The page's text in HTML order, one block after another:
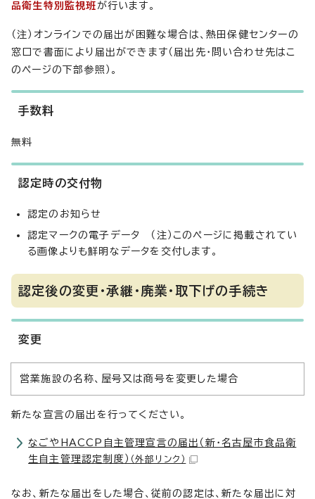
品衛生特別監視班 が行います。
（注）オンラインでの届出が困難な場合は、熱田保健センターの
窓口で書面により届出ができます（届出先・問い合わせ先はこ
のページの下部参照）。
手数料
無料
認定時の交付物
認定のお知らせ
認定マークの電子データ （注）このページに掲載されてい
る画像よりも鮮明なデータを交付します。
認定後の変更・承継・廃業・取下げの手続き
変更
営業施設の名称、屋号又は商号を変更した場合
新たな宣言の届出を行ってください。
なごやHACCP自主管理宣言の届出（新・名古屋市食品衛
生自主管理認定制度） （外部リンク）
なお、新たな届出をした場合、従前の認定は、新たな届出に対